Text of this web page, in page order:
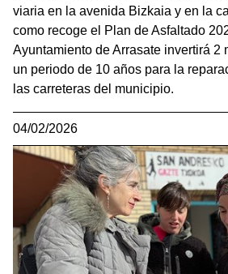
viaria en la avenida Bizkaia y en la
como recoge el Plan de Asfaltado
Ayuntamiento de Arrasate invertirá 2
un periodo de 10 años para la
las carreteras del municipio.
04/02/2026